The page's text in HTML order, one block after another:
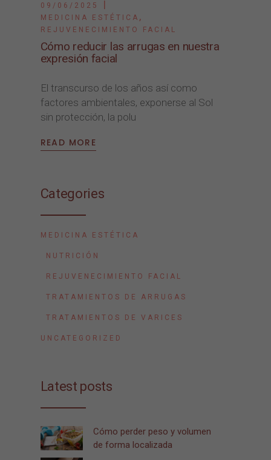
09/06/2025
MEDICINA ESTÉTICA ,
REJUVENECIMIENTO FACIAL
Cómo reducir las arrugas en nuestra
expresión facial
El transcurso de los años así como
factores ambientales, exponerse al Sol
sin protección, la polu
READ MORE
Categories
MEDICINA ESTÉTICA
NUTRICIÓN
REJUVENECIMIENTO FACIAL
TRATAMIENTOS DE ARRUGAS
TRATAMIENTOS DE VARICES
UNCATEGORIZED
Latest posts
Cómo perder peso y volumen
de forma localizada